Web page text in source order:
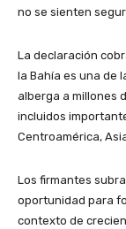
no se sienten
La declaración
la Bahía es una de
alberga a millones
incluidos
Centroamérica,
Los firmantes
oportunidad para
contexto de